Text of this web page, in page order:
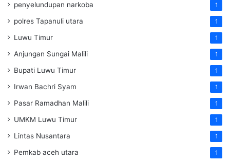
penyelundupan narkoba 1
polres Tapanuli utara 1
Luwu Timur 1
Anjungan Sungai Malili 1
Bupati Luwu Timur 1
Irwan Bachri Syam 1
Pasar Ramadhan Malili 1
UMKM Luwu Timur 1
Lintas Nusantara 1
Pemkab aceh utara 1